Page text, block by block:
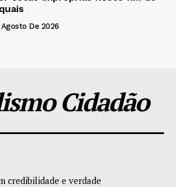
De 2026
Cidadão
credibilidade e verdade